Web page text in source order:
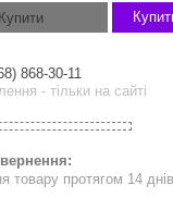
Купити
868-30-11
- тільки на сайті
товару протягом 14 днів